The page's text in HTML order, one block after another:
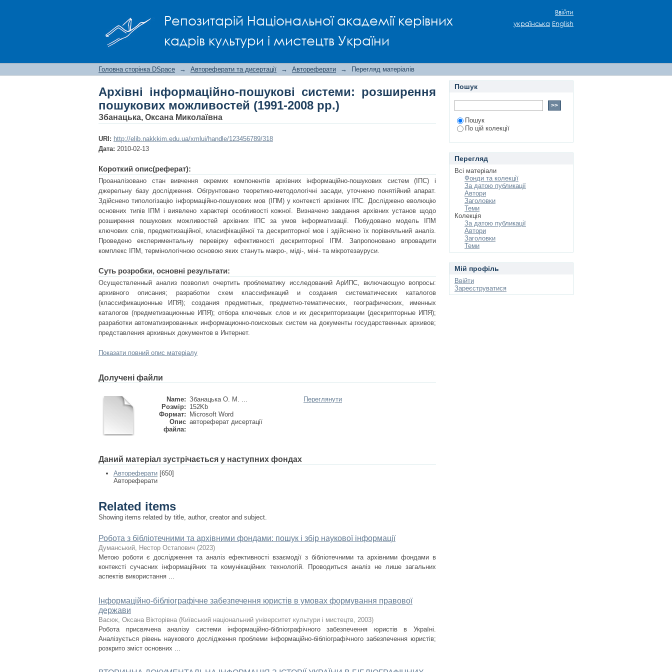
Репозитарій Національної академії керівних
кадрів культури і мистецтв України
Архівні інформаційно-пошукові системи: розширення пошукових
можливостей (1991-2008 рр.)
Ввійти
українська English
Головна сторінка DSpace → Автореферати та дисертації → Автореферати → Перегляд матеріалів
Архівні інформаційно-пошукові системи: розширення
пошукових можливостей (1991-2008 рр.)
Збанацька, Оксана Миколаївна
URI: http://elib.nakkkim.edu.ua/xmlui/handle/123456789/318
Дата: 2010-02-13
Короткий опис(реферат):
Проаналізовано стан вивчення окремих компонентів архівних інформаційно-пошукових систем (ІПС) і
джерельну базу дослідження. Обгрунтовано теоретико-методологічні засади, уточнено понятійний апарат.
Здійснено типологізацію інформаційно-пошукових мов (ІПМ) у контексті архівних ІПС. Досліджено еволюцію
основних типів ІПМ і виявлено характері особливості кожної. Визначено завдання архівних установ щодо
розширення пошукових можливостей архівних ІПС за умов інформатизації. Побудовано модель ІПМ
ключових слів, предметизаційної, класифікаційної та дескрипторної мов і здійснено їх порівняльний аналіз.
Проведено експериментальну перевірку ефективності дескрипторної ІПМ. Запропоновано впровадити
комплекс ІПМ, термінологічною основою яких стануть макро-, міді-, міні- та мікротезауруси.
Суть розробки, основні результати:
Осуществленный анализ позволил очертить проблематику исследований АрИПС, включающую вопросы:
архивного описания; разработки схем классификаций и создания систематических каталогов
(классификационные ИПЯ); создания предметных, предметно-тематических, географических, именных
каталогов (предметизационные ИПЯ); отбора ключевых слов и их дескрипторизации (дескрипторные ИПЯ);
разработки автоматизированных информационно-поисковых систем на документы государственных архивов;
представления архивных документов в Интернет.
Показати повний опис матеріалу
Долучені файли
Name: Збанацька О. М. ...
Розмір: 152Kb
Формат:
Microsoft Word
Опис
файла:
автореферат дисертації
Переглянути
Даний матеріал зустрічається у наступних фондах
Автореферати [650]
Автореферати
Related items
Showing items related by title, author, creator and subject.
Робота з бібліотечними та архівними фондами: пошук і збір наукової інформації
Думанський, Нестор Остапович (2023)
Метою роботи є дослідження та аналіз ефективності взаємодії з бібліотечними та архівними фондами в
контексті сучасних інформаційних та комунікаційних технологій. Проводиться аналіз не лише загальних
аспектів використання ...
Інформаційно-бібліографічне забезпечення юристів в умовах формування правової
держави
Васюк, Оксана Вікторівна (Київський національний університет культури і мистецтв, 2003)
Робота присвячена аналізу системи інформаційно-бібліографічного забезпечення юристів в Україні.
Аналізується рівень наукового дослідження проблеми інформаційно-бібліографічного забезпечення юристів;
розкрито зміст основних ...
Пошук
Пошук
По цій колекції
Перегляд
Всі матеріали
Фонди та колекції
За датою публикації
Автори
Заголовки
Теми
Колекція
За датою публикації
Автори
Заголовки
Теми
Мій профіль
Ввійти
Зареєструватися